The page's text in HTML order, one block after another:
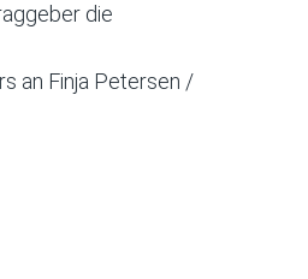
die
an Finja Petersen /